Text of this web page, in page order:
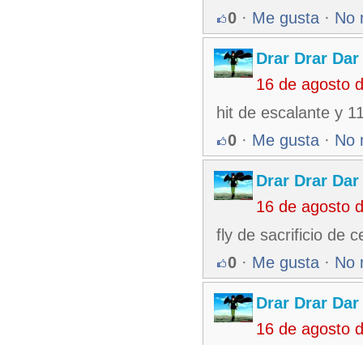
0 · Me gusta · No
Drar Drar Dar
16 de agosto
hit de escalante y
0 · Me gusta · No
Drar Drar Dar
16 de agosto
fly de sacrificio de
0 · Me gusta · No
Drar Drar Dar
16 de agosto